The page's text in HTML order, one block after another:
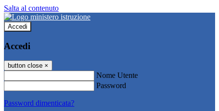
Salta al contenuto
Accedi
Accedi
button close ×
Nome Utente
Password
Password dimenticata?